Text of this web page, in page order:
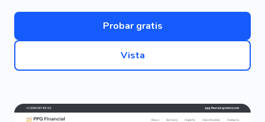
Probar gratis
Vista